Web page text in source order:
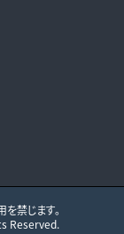
禁じます。
Reserved.